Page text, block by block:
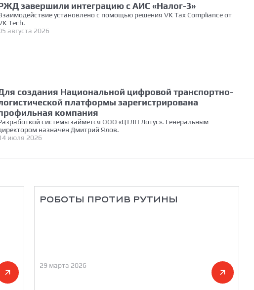
завершили интеграцию с АИС «Налог-3»
установлено с помощью решения VK Tax Compliance от
Tech.
августа 2026
создания Национальной цифровой транспортно-
платформы зарегистрирована
компания
системы займется ООО «ЦТЛП Лотус». Генеральным
назначен Дмитрий Ялов.
июля 2026
РОБОТЫ ПРОТИВ РУТИНЫ
29 марта 2026